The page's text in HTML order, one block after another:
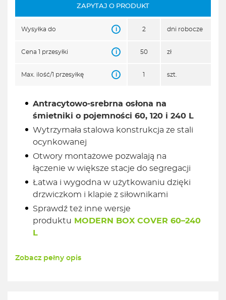
ZAPYTAJ O PRODUKT
Wysyłka do i 2 dni robocze
Cena 1 przesyłki i 50 zł
Max. ilość/1 przesyłkę i szt.
Antracytowo-srebrna osłona na
śmietniki o pojemności 60, 120 i 240 L
Wytrzymała stalowa konstrukcja ze stali
ocynkowanej
Otwory montażowe pozwalają na
łączenie w większe stacje do segregacji
Łatwa i wygodna w użytkowaniu dzięki
drzwiczkom i klapie z siłownikami
Sprawdź też inne wersje
produktu MODERN BOX COVER 60–240
L
Zobacz pełny opis